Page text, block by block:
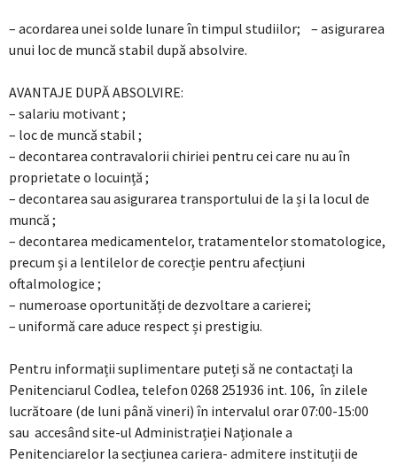
– acordarea unei solde lunare în timpul studiilor; – asigurarea
unui loc de muncă stabil după absolvire.
AVANTAJE DUPĂ ABSOLVIRE:
– salariu motivant ;
– loc de muncă stabil ;
– decontarea contravalorii chiriei pentru cei care nu au în
proprietate o locuință ;
– decontarea sau asigurarea transportului de la și la locul de
muncă ;
– decontarea medicamentelor, tratamentelor stomatologice,
precum și a lentilelor de corecție pentru afecțiuni
oftalmologice ;
– numeroase oportunități de dezvoltare a carierei;
– uniformă care aduce respect și prestigiu.
Pentru informații suplimentare puteți să ne contactați la
Penitenciarul Codlea, telefon 0268 251936 int. 106, în zilele
lucrătoare (de luni până vineri) în intervalul orar 07:00-15:00
sau accesând site-ul Administrației Naționale a
Penitenciarelor la secțiunea cariera- admitere instituții de